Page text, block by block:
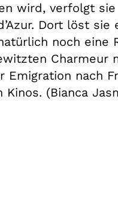
wird, verfolgt sie
Dort löst sie
noch eine
Charmeur
Emigration nach
(Bianca